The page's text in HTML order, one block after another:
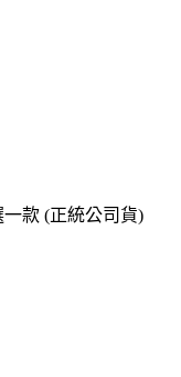
款 (正統公司貨)